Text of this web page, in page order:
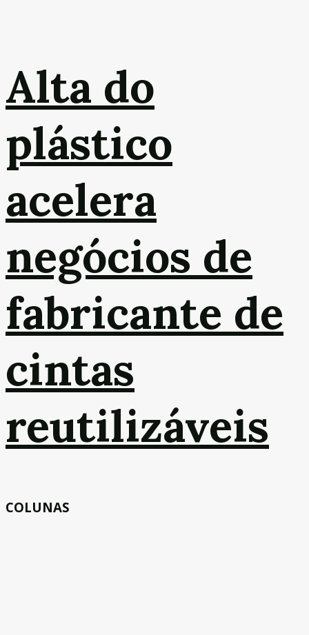
Alta do
plástico
acelera
negócios de
fabricante de
cintas
reutilizáveis
COLUNAS